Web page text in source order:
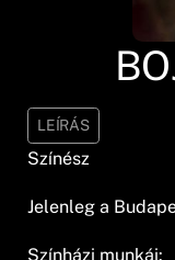
LEÍRÁS
Színész
Jelenleg a
Színházi munkái: